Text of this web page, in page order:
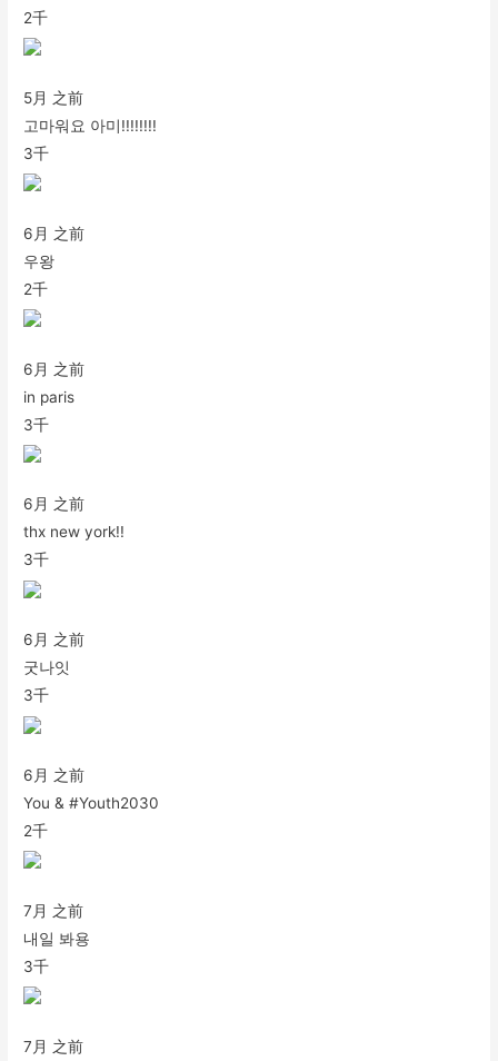
2千
5月 之前
고마워요 아미!!!!!!!!
3千
6月 之前
우왕
2千
6月 之前
in paris
3千
6月 之前
thx new york!!
3千
6月 之前
굿나잇
3千
6月 之前
You & #Youth2030⁠ ⁠
2千
7月 之前
내일 봐용
3千
7月 之前